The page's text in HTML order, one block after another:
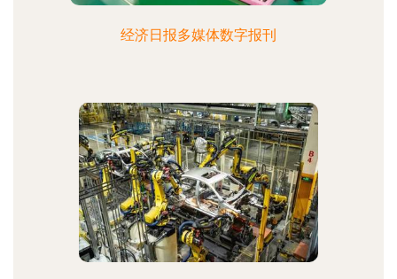
经济日报多媒体数字报刊